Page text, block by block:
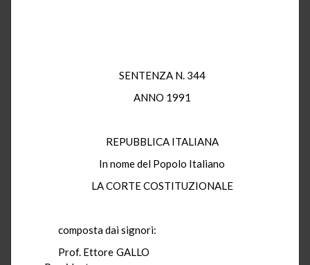
SENTENZA N. 344
ANNO 1991
REPUBBLICA ITALIANA
In nome del Popolo Italiano
LA CORTE COSTITUZIONALE
composta dai signori:
Prof. Ettore GALLO